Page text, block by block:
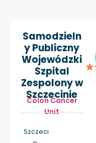
Samodzieln
y Publiczny
Wojewódzki
Szpital
Zespolony w
Szczecinie
Colon Cancer
Unit
Szczeci